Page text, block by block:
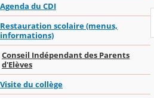
Agenda du CDI
Restauration scolaire (menus,
informations)
Conseil Indépendant des Parents
d'Elèves
Visite du collège